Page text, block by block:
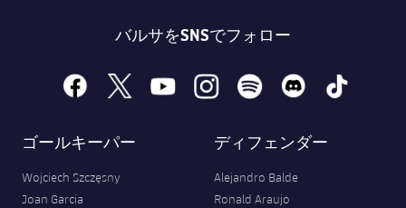
バルサをSNSでフォロー
facebook
x youtubeinstagramspotify discord tiktok
ゴールキーパー
Wojciech Szczęsny
Joan Garcia
ディフェンダー
Alejandro Balde
Ronald Araujo